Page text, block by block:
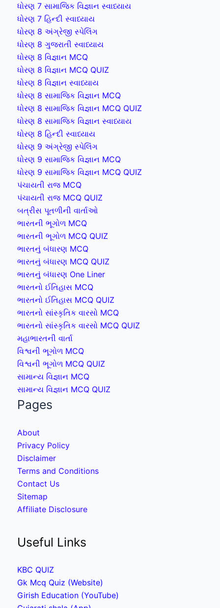
ધોરણ 7 સામાજિક વિજ્ઞાન સ્વાધ્યાય
ધોરણ 7 હિન્દી સ્વાધ્યાય
ધોરણ 8 અંગ્રેજી સ્પેલિંગ
ધોરણ 8 ગુજરાતી સ્વાધ્યાય
ધોરણ 8 વિજ્ઞાન MCQ
ધોરણ 8 વિજ્ઞાન MCQ QUIZ
ધોરણ 8 વિજ્ઞાન સ્વાધ્યાય
ધોરણ 8 સામાજિક વિજ્ઞાન MCQ
ધોરણ 8 સામાજિક વિજ્ઞાન MCQ QUIZ
ધોરણ 8 સામાજિક વિજ્ઞાન સ્વાધ્યાય
ધોરણ 8 હિન્દી સ્વાધ્યાય
ધોરણ 9 અંગ્રેજી સ્પેલિંગ
ધોરણ 9 સામાજિક વિજ્ઞાન MCQ
ધોરણ 9 સામાજિક વિજ્ઞાન MCQ QUIZ
પંચાયતી રાજ MCQ
પંચાયતી રાજ MCQ QUIZ
બત્રીસ પૂતળીની વાર્તાઓ
ભારતની ભૂગોળ MCQ
ભારતની ભૂગોળ MCQ QUIZ
ભારતનું બંધારણ MCQ
ભારતનું બંધારણ MCQ QUIZ
ભારતનું બંધારણ One Liner
ભારતનો ઈતિહાસ MCQ
ભારતનો ઈતિહાસ MCQ QUIZ
ભારતનો સાંસ્કૃતિક વારસો MCQ
ભારતનો સાંસ્કૃતિક વારસો MCQ QUIZ
મહાભારતની વાર્તા
વિશ્વની ભૂગોળ MCQ
વિશ્વની ભૂગોળ MCQ QUIZ
સામાન્ય વિજ્ઞાન MCQ
સામાન્ય વિજ્ઞાન MCQ QUIZ
Pages
About
Privacy Policy
Disclaimer
Terms and Conditions
Contact Us
Sitemap
Affiliate Disclosure
Useful Links
KBC QUIZ
Gk Mcq Quiz (Website)
Girish Education (YouTube)